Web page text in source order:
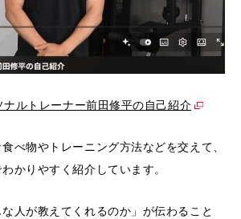
ルトレーナー前田修平の自己紹介
べ物やトレーニング方法などを交えて、
かりやすく紹介しています。
人が教えてくれるのか」が伝わること